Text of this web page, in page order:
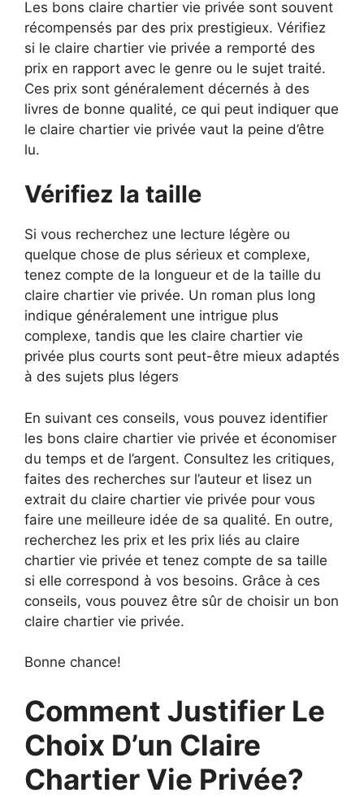
Les bons claire chartier vie privée sont souvent
récompensés par des prix prestigieux. Vérifiez
si le claire chartier vie privée a remporté des
prix en rapport avec le genre ou le sujet traité.
Ces prix sont généralement décernés à des
livres de bonne qualité, ce qui peut indiquer que
le claire chartier vie privée vaut la peine d’être
lu.
Vérifiez la taille
Si vous recherchez une lecture légère ou
quelque chose de plus sérieux et complexe,
tenez compte de la longueur et de la taille du
claire chartier vie privée. Un roman plus long
indique généralement une intrigue plus
complexe, tandis que les claire chartier vie
privée plus courts sont peut-être mieux adaptés
à des sujets plus légers
En suivant ces conseils, vous pouvez identifier
les bons claire chartier vie privée et économiser
du temps et de l’argent. Consultez les critiques,
faites des recherches sur l’auteur et lisez un
extrait du claire chartier vie privée pour vous
faire une meilleure idée de sa qualité. En outre,
recherchez les prix et les prix liés au claire
chartier vie privée et tenez compte de sa taille
si elle correspond à vos besoins. Grâce à ces
conseils, vous pouvez être sûr de choisir un bon
claire chartier vie privée.
Bonne chance!
Comment Justifier Le
Choix D’un Claire
Chartier Vie Privée?